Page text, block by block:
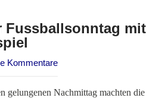
Fussballsonntag mit
Kommentare
gelungenen Nachmittag machten die